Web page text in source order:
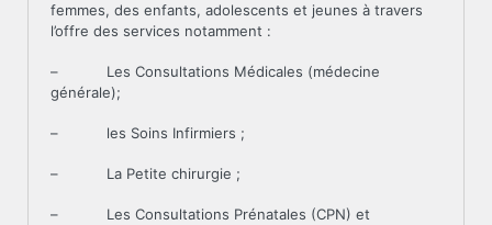
femmes, des enfants, adolescents et jeunes à travers
l’offre des services notamment :
– Les Consultations Médicales (médecine
générale);
– les Soins Infirmiers ;
– La Petite chirurgie ;
– Les Consultations Prénatales (CPN) et